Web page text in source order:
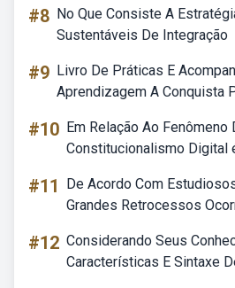
#8 No Que Consiste A
Sustentáveis De Integração
#9 Livro De Práticas E
Aprendizagem A Conquista
#10 Em Relação Ao Fenômeno
Constitucionalismo Digital
#11
De Acordo Com
Grandes Retrocessos
#12 Considerando Seus
Características E Sintaxe